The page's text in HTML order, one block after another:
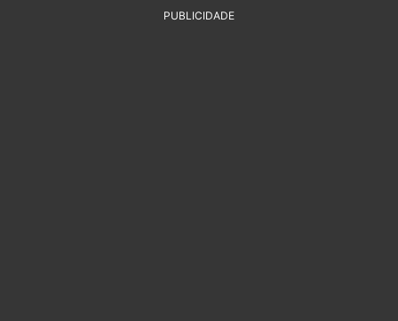
PUBLICIDADE